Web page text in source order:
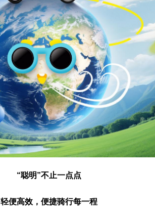
“聪明”不止一点点
轻便高效，便捷骑行每一程